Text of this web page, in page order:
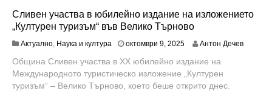
Сливен участва в юбилейно издание на изложението
„Културен туризъм“ във Велико Търново
Актуално, Наука и култура октомври 9, 2025о
т
о
м
Антон Дечев
Община Сливен участва в XX юбилейно издание на
Международното туристическо изложение „Културен
туризъм“ – Велико Търново, което беше открито днес.